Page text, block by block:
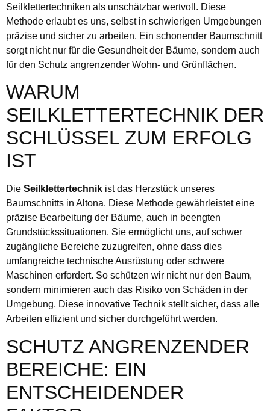
Seilklettertechniken als unschätzbar wertvoll. Diese
Methode erlaubt es uns, selbst in schwierigen Umgebungen
präzise und sicher zu arbeiten. Ein schonender Baumschnitt
sorgt nicht nur für die Gesundheit der Bäume, sondern auch
für den Schutz angrenzender Wohn- und Grünflächen.
WARUM
SEILKLETTERTECHNIK DER
SCHLÜSSEL ZUM ERFOLG
IST
Die Seilklettertechnik ist das Herzstück unseres
Baumschnitts in Altona. Diese Methode gewährleistet eine
präzise Bearbeitung der Bäume, auch in beengten
Grundstückssituationen. Sie ermöglicht uns, auf schwer
zugängliche Bereiche zuzugreifen, ohne dass dies
umfangreiche technische Ausrüstung oder schwere
Maschinen erfordert. So schützen wir nicht nur den Baum,
sondern minimieren auch das Risiko von Schäden in der
Umgebung. Diese innovative Technik stellt sicher, dass alle
Arbeiten effizient und sicher durchgeführt werden.
SCHUTZ ANGRENZENDER
BEREICHE: EIN
ENTSCHEIDENDER